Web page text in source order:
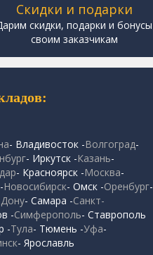
Скидки и подарки
скидки, подарки и бонусы
своим заказчикам
- Владивосток -Волгоград-
- Иркутск -Казань-
- Красноярск -Москва-
Новосибирск- Омск -Оренбург-
- Самара -Санкт-
-Симферополь- Ставрополь
-Тула- Тюмень -Уфа-
- Ярославль